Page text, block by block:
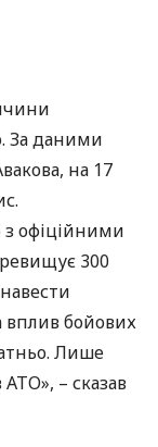
За даними
на 17
з офіційними
300
вплив бойових
Лише
АТО», – сказав